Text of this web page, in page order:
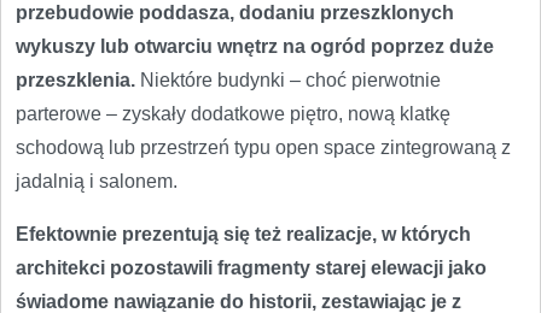
przebudowie poddasza, dodaniu przeszklonych
wykuszy lub otwarciu wnętrz na ogród poprzez duże
przeszklenia. Niektóre budynki – choć pierwotnie
parterowe – zyskały dodatkowe piętro, nową klatkę
schodową lub przestrzeń typu open space zintegrowaną z
jadalnią i salonem.
Efektownie prezentują się też realizacje, w których
architekci pozostawili fragmenty starej elewacji jako
świadome nawiązanie do historii, zestawiając je z